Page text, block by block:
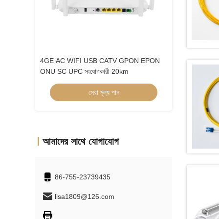
4GE AC WIFI USB CATV GPON EPON
ONU SC UPC সংযোগকারী 20km
সেরা মূল্য পান
ওয়াটারপ্রুফ
এরিয়াল সিঙ্গেল
আমাদের সাথে যোগাযোগ
86-755-23739435
lisa1809@126.com